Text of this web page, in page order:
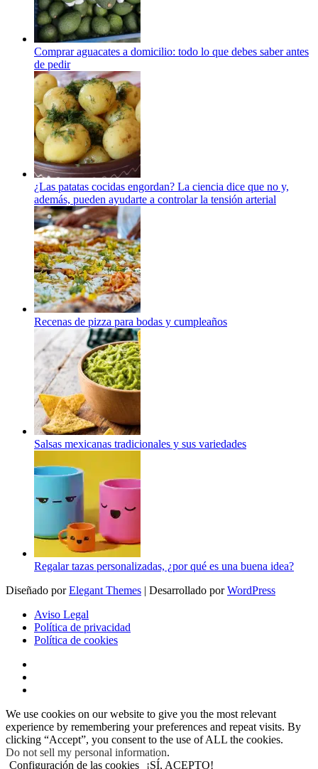
Comprar aguacates a domicilio: todo lo que debes saber antes
de pedir
¿Las patatas cocidas engordan? La ciencia dice que no y,
además, pueden ayudarte a controlar la tensión arterial
Recenas de pizza para bodas y cumpleaños
Salsas mexicanas tradicionales y sus variedades
Regalar tazas personalizadas, ¿por qué es una buena idea?
Diseñado porElegant Themes | Desarrollado porWordPress
Aviso Legal
Política de privacidad
Política de cookies
We use cookies on our website to give you the most relevant
experience by remembering your preferences and repeat visits. By
clicking “Accept”, you consent to the use of ALL the cookies.
Do not sell my personal information.
Configuración de las cookies
¡SÍ, ACEPTO!